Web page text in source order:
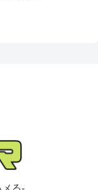
る-.